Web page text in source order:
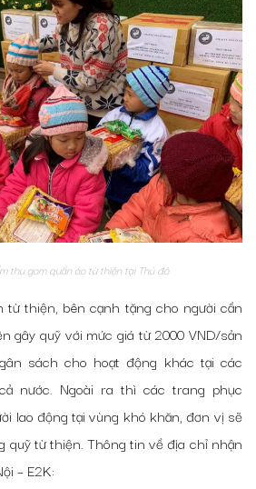
thu gom quần áo từ thiện tại Thủ đô
từ thiện , bên cạnh tặng cho người cần
gây quỹ với mức giá từ 2000 VND/sản
sách cho hoạt động khác tại các
nước. Ngoài ra thì các trang phục
lao động tại vùng khó khăn, đơn vị sẽ
quỹ từ thiện. Thông tin vềđịa chỉ nhận
– E2K: